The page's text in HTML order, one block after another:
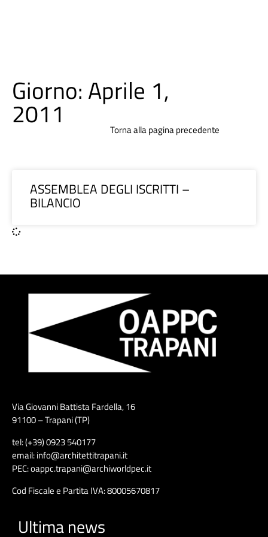
Giorno: Aprile 1,
2011 Torna alla pagina precedente
ASSEMBLEA DEGLI ISCRITTI –
BILANCIO
Via Giovanni Battista Fardella, 16
91100 – Trapani (TP)
tel: (+39) 0923 540177
email: info@architettitrapani.it
PEC: oappc.trapani@archiworldpec.it
Cod Fiscale e Partita IVA: 80005670817
Ultima news